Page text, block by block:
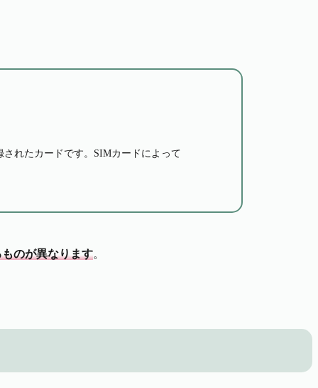
れたカードです。SIMカードによって
のが異なります。